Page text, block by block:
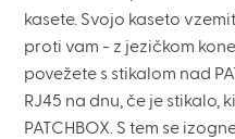
kasete. Svojo kaseto
proti vam - z jezičkom
povežete s stikalom nad
RJ45 na dnu, če je stikalo,
PATCHBOX. S tem se